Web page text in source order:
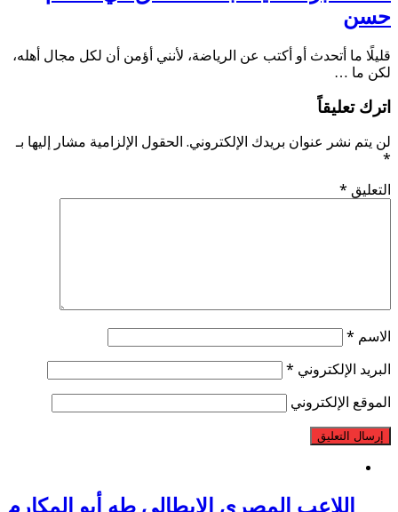
حسن
قليلًا ما أتحدث أو أكتب عن الرياضة، لأنني أؤمن أن لكل مجال أهله،
لكن ما …
اترك تعليقاً
لن يتم نشر عنوان بريدك الإلكتروني. الحقول الإلزامية مشار إليها بـ
*
التعليق *
الاسم *
البريد الإلكتروني *
الموقع الإلكتروني
اللاعب المصري الإيطالي طه أبو المكارم